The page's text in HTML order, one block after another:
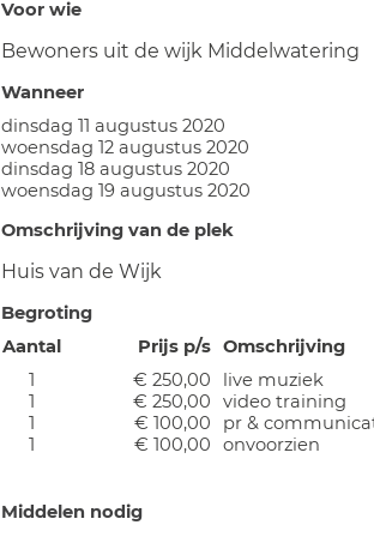
Voor wie
Bewoners uit de wijk Middelwatering
Wanneer
dinsdag 11 augustus 2020
woensdag 12 augustus 2020
dinsdag 18 augustus 2020
woensdag 19 augustus 2020
Omschrijving van de plek
Huis van de Wijk
Begroting
Aantal
Prijs p/s Omschrijving
1
€ 250,00
live muziek
1
€ 250,00
video training
1
€ 100,00
pr &
1
€ 100,00 onvoorzien
Middelen nodig